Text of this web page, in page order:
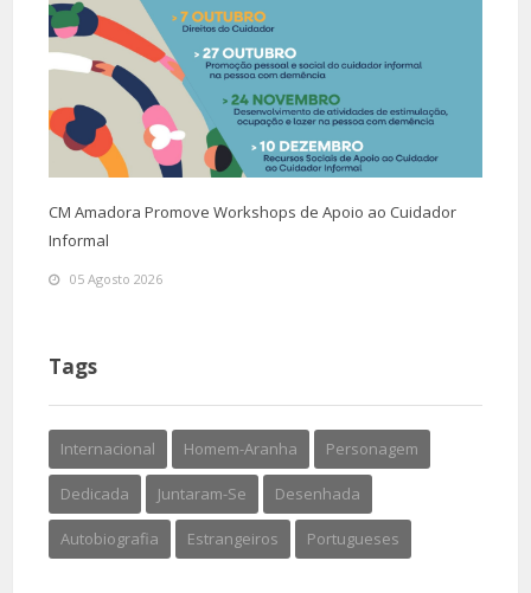
CM Amadora Promove Workshops de Apoio ao Cuidador
Informal
05 Agosto 2026
Tags
Internacional Homem-Aranha Personagem
Dedicada Juntaram-Se Desenhada
Autobiografia Estrangeiros Portugueses